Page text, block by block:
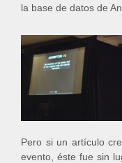
la base de datos de
Pero si un artículo
evento, éste fue sin